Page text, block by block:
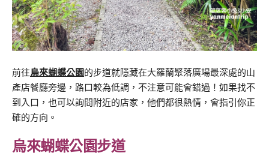
前往烏來蝴蝶公園的步道就隱藏在大羅蘭聚落廣場最深處的山
產店餐廳旁邊，路口較為低調，不注意可能會錯過！如果找不
到入口，也可以詢問附近的店家，他們都很熱情，會指引你正
確的方向。
烏來蝴蝶公園步道